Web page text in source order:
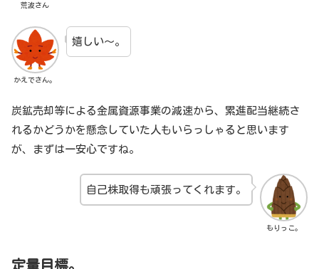
荒波さん
かえでさん。
嬉しい～。
炭鉱売却等による金属資源事業の減速から、累進配当継続さ
れるかどうかを懸念していた人もいらっしゃると思います
が、まずは一安心ですね。
もりっこ。
自己株取得も頑張ってくれます。
定量目標。